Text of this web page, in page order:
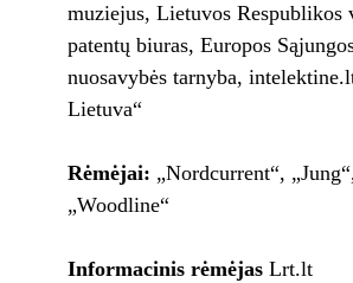
muziejus, Lietuvos Respublikos
patentų biuras, Europos
nuosavybės tarnyba,
Lietuva“
Rėmėjai: „Nordcurrent“,
„Woodline“
Informacinis rėmėjasLrt.lt